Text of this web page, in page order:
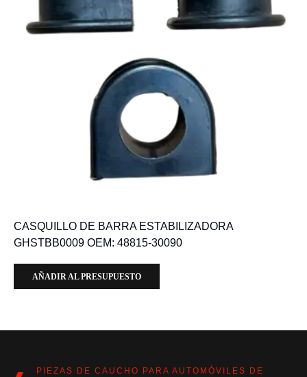
CASQUILLO DE BARRA ESTABILIZADORA
GHSTBB0009 OEM: 48815-30090
AÑADIR AL PRESUPUESTO
PIEZAS DE CAUCHO PARA AUTOMÓVILES DE